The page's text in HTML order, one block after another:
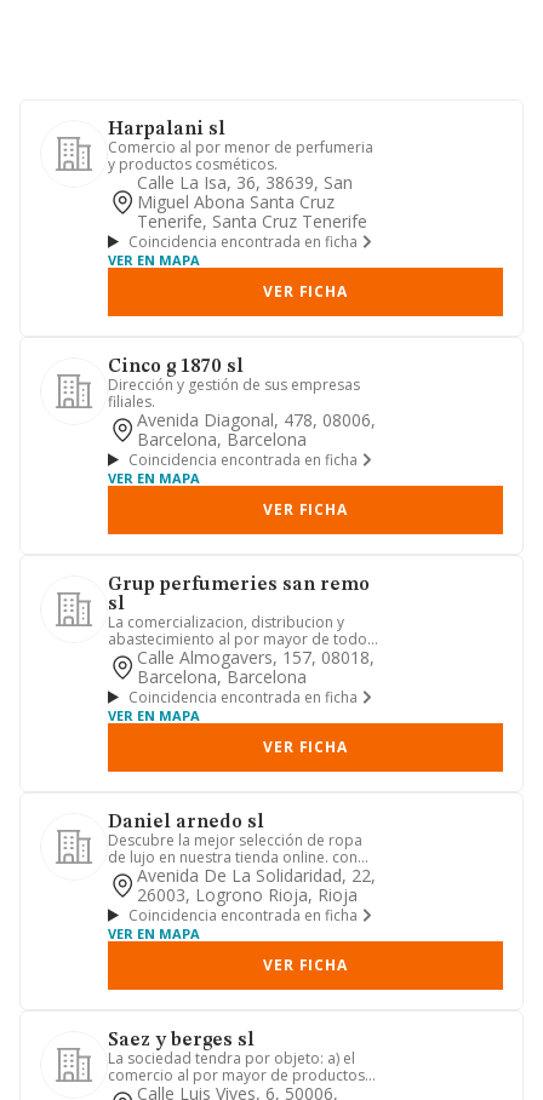
Harpalani sl
Comercio al por menor de perfumeria
y productos cosméticos.
Calle La Isa, 36, 38639, San
Miguel Abona Santa Cruz
Tenerife, Santa Cruz Tenerife
Coincidencia encontrada en ficha
VER EN MAPA
VER FICHA
Cinco g 1870 sl
Dirección y gestión de sus empresas
filiales.
Avenida Diagonal, 478, 08006,
Barcelona, Barcelona
Coincidencia encontrada en ficha
VER EN MAPA
VER FICHA
Grup perfumeries san remo
sl
La comercializacion, distribucion y
abastecimiento al por mayor de todo
tipo de productos de peluqu...
Calle Almogavers, 157, 08018,
Barcelona, Barcelona
Coincidencia encontrada en ficha
VER EN MAPA
VER FICHA
Daniel arnedo sl
Descubre la mejor selección de ropa
de lujo en nuestra tienda online. con
marcas exclusivas.
Avenida De La Solidaridad, 22,
26003, Logrono Rioja, Rioja
Coincidencia encontrada en ficha
VER EN MAPA
VER FICHA
Saez y berges sl
La sociedad tendra por objeto: a) el
comercio al por mayor de productos
de perfumeria, cosmetica, b...
Calle Luis Vives, 6, 50006,